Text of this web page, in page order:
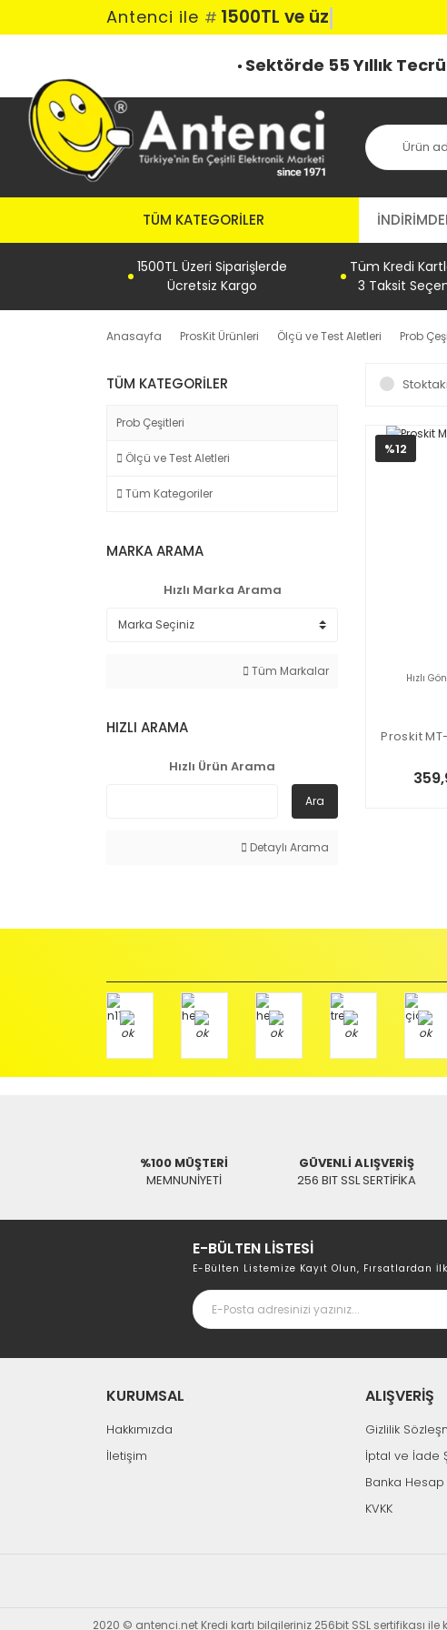
Antenci ile # 1500TL ve üzer
Sektörde 55 Yıllık
TÜM KATEGORILER
1500TL Üzeri Siparişlerde
Ücretsiz Kargo
Tüm Kredi
3 Taksit
Anasayfa ProsKit Ürünleri Ölçü ve Test Aletleri Prob
TÜM KATEGORILER
Prob Çeşitleri
Ölçü ve Test Aletleri
Tüm Kategoriler
MARKA ARAMA
Hızlı Marka Arama
Tüm Markalar
HIZLI ARAMA
Hızlı Ürün Arama
Ara
Detaylı Arama
%12
Hızlı
Proskit
%100 MÜŞTERİ
MEMNUNİYETİ
GÜVENLİ ALIŞVERİŞ
256 BIT SSL SERTİFİKA
E-BÜLTEN LİSTESİ
E-Bülten Listemize Kayıt Olun, Fırsatlardan
KURUMSAL
Hakkımızda
İletişim
ALIŞVERİŞ
Gizlilik
İptal ve İade
Banka Hesap
KVKK
2020 © antenci.net Kredi kartı bilgileriniz 256bit SSL sertifikası ile